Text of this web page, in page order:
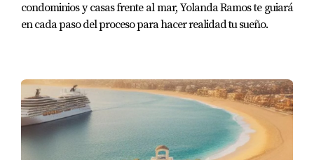
guiarán en cada paso del proceso sin costo adicional.
Contáctalos hoy mismo para obtener el mejor
condominios y casas frente al mar, Yolanda Ramos te guiará
en cada paso del proceso para hacer realidad tu sueño.